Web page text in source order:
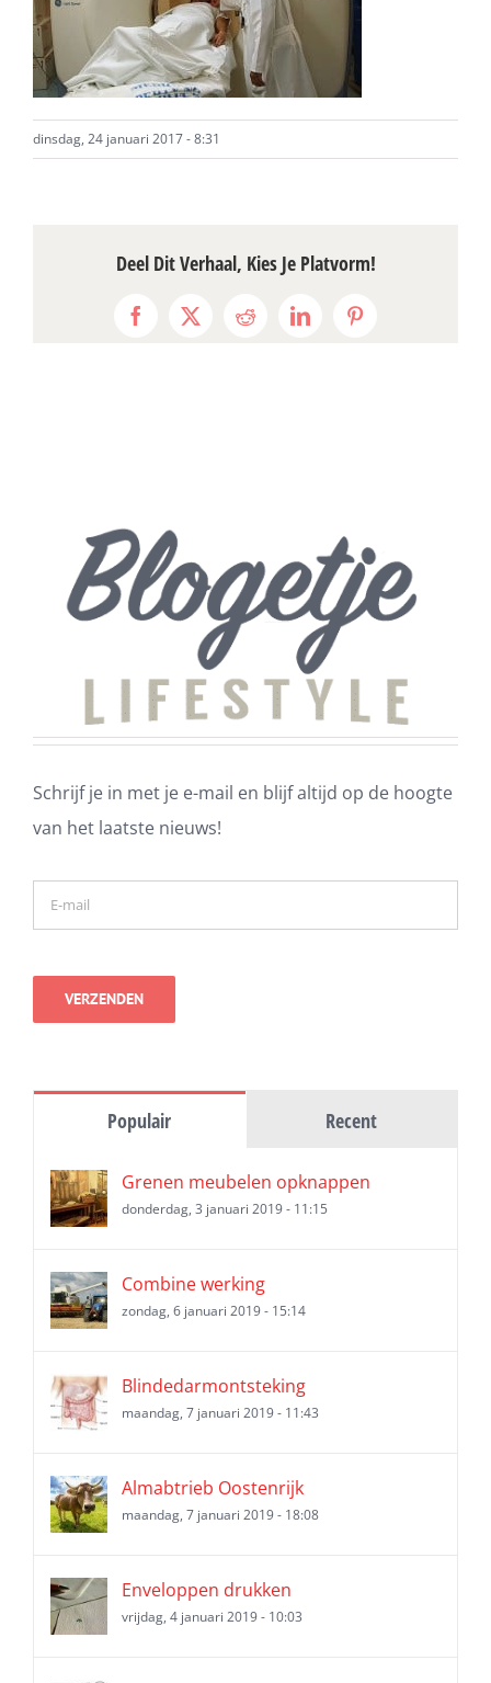
dinsdag, 24 januari 2017 - 8:31
Deel Dit Verhaal, Kies Je Platvorm!
Facebook
X RedditLinkedInPinterest
Schrijf je in met je e-mail en blijf altijd op de hoogte
van het laatste nieuws!
Populair Recent
Grenen meubelen opknappen
donderdag, 3 januari 2019 - 11:15
Combine werking
zondag, 6 januari 2019 - 15:14
Blindedarmontsteking
maandag, 7 januari 2019 - 11:43
Almabtrieb Oostenrijk
maandag, 7 januari 2019 - 18:08
Enveloppen drukken
vrijdag, 4 januari 2019 - 10:03